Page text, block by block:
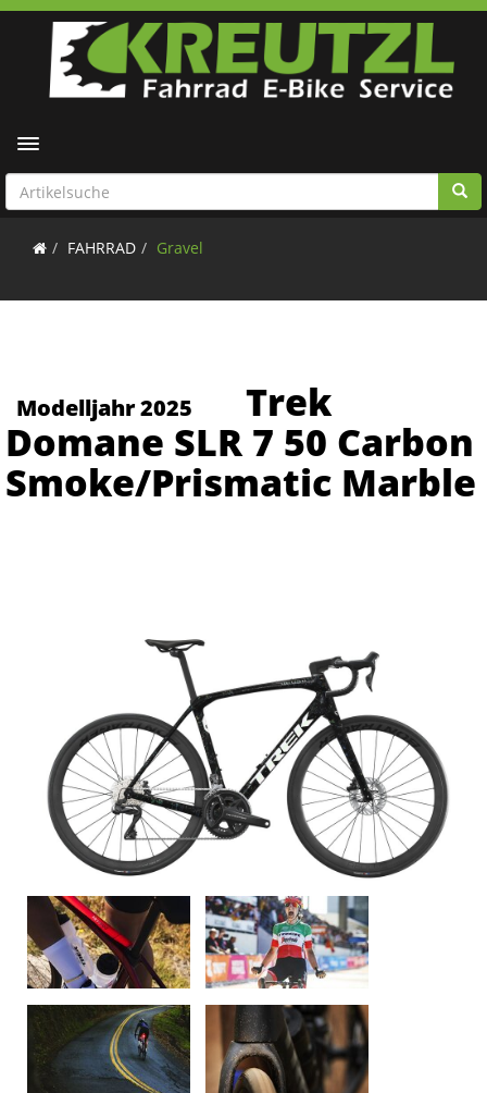
Toggle navigation
FAHRRAD Gravel
Modelljahr 2025
Trek
Domane SLR 7 50 Carbon
Smoke/Prismatic Marble